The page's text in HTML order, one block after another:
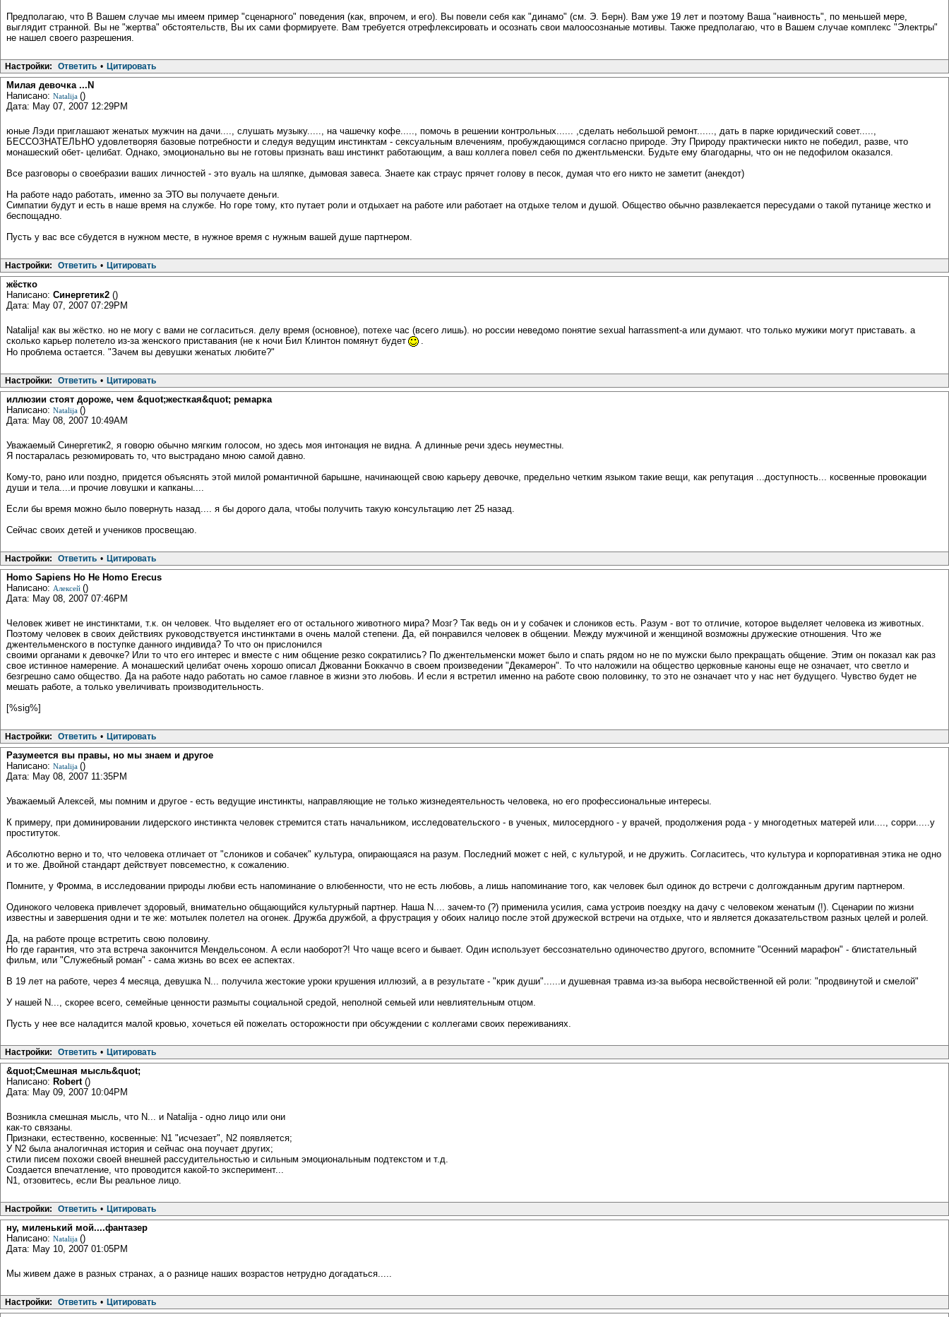
Предполагаю, что В Вашем случае мы имеем пример "сценарного" поведения (как, впрочем, и его). Вы повели себя как "динамо" (см. Э. Берн). Вам уже 19 лет и поэтому Ваша "наивность", по меньшей мере,
выглядит странной. Вы не "жертва" обстоятельств, Вы их сами формируете. Вам требуется отрефлексировать и осознать свои малоосознаные мотивы. Также предполагаю, что в Вашем случае комплекс "Электры"
не нашел своего разрешения.
Настройки: Ответить • Цитировать
Милая девочка ...N
Написано: Natalija ()
Дата: May 07, 2007 12:29PM
юные Лэди приглашают женатых мужчин на дачи...., слушать музыку....., на чашечку кофе....., помочь в решении контрольных...... ,сделать небольшой ремонт......, дать в парке юридический совет.....,
БЕССОЗНАТЕЛЬНО удовлетворяя базовые потребности и следуя ведущим инстинктам - сексуальным влечениям, пробуждающимся согласно природе. Эту Природу практически никто не победил, разве, что
монашеский обет- целибат. Однако, эмоционально вы не готовы признать ваш инстинкт работающим, а ваш коллега повел себя по джентльменски. Будьте ему благодарны, что он не педофилом оказался.
Все разговоры о своебразии ваших личностей - это вуаль на шляпке, дымовая завеса. Знаете как страус прячет голову в песок, думая что его никто не заметит (анекдот)
На работе надо работать, именно за ЭТО вы получаете деньги.
Симпатии будут и есть в наше время на службе. Но горе тому, кто путает роли и отдыхает на работе или работает на отдыхе телом и душой. Общество обычно развлекается пересудами о такой путанице жестко и
беспощадно.
Пусть у вас все сбудется в нужном месте, в нужное время с нужным вашей душе партнером.
Настройки: Ответить • Цитировать
жёстко
Написано: Синергетик2 ()
Дата: May 07, 2007 07:29PM
Natalija! как вы жёстко. но не могу с вами не согласиться. делу время (основное), потехе час (всего лишь). но россии неведомо понятие sexual harrassment-a или думают. что только мужики могут приставать. а
сколько карьер полетело из-за женского приставания (не к ночи Бил Клинтон помянут будет
Но проблема остается. "Зачем вы девушки женатых любите?"
Настройки: Ответить • Цитировать
иллюзии стоят дороже, чем &quot;жесткая&quot; ремарка
Написано: Natalija ()
Дата: May 08, 2007 10:49AM
Уважаемый Синергетик2, я говорю обычно мягким голосом, но здесь моя интонация не видна. А длинные речи здесь неуместны.
Я постаралась резюмировать то, что выстрадано мною самой давно.
Кому-то, рано или поздно, придется объяснять этой милой романтичной барышне, начинающей свою карьеру девочке, предельно четким языком такие вещи, как репутация ...доступность... косвенные провокации
души и тела....и прочие ловушки и капканы....
Если бы время можно было повернуть назад.... я бы дорого дала, чтобы получить такую консультацию лет 25 назад.
Сейчас своих детей и учеников просвещаю.
Настройки: Ответить • Цитировать
Homo Sapiens Но Не Homo Erecus
Написано: Алексей ()
Дата: May 08, 2007 07:46PM
Человек живет не инстинктами, т.к. он человек. Что выделяет его от остального животного мира? Мозг? Так ведь он и у собачек и слоников есть. Разум - вот то отличие, которое выделяет человека из животных.
Поэтому человек в своих действиях руководствуется инстинктами в очень малой степени. Да, ей понравился человек в общении. Между мужчиной и женщиной возможны дружеские отношения. Что же
джентельменского в поступке данного индивида? То что он прислонился
своими органами к девочке? Или то что его интерес и вместе с ним общение резко сократились? По джентельменски может было и спать рядом но не по мужски было прекращать общение. Этим он показал как раз
свое истинное намерение. А монашеский целибат очень хорошо описал Джованни Боккаччо в своем произведении "Декамерон". То что наложили на общество церковные каноны еще не означает, что светло и
безгрешно само общество. Да на работе надо работать но самое главное в жизни это любовь. И если я встретил именно на работе свою половинку, то это не означает что у нас нет будущего. Чувство будет не
мешать работе, а только увеличивать производительность.
[%sig%]
Настройки: Ответить • Цитировать
Разумеется вы правы, но мы знаем и другое
Написано: Natalija ()
Дата: May 08, 2007 11:35PM
Уважаемый Алексей, мы помним и другое - есть ведущие инстинкты, направляющие не только жизнедеятельность человека, но его профессиональные интересы.
К примеру, при доминировании лидерского инстинкта человек стремится стать начальником, исследовательского - в ученых, милосердного - у врачей, продолжения рода - у многодетных матерей или...., сорри.....у
проституток.
Абсолютно верно и то, что человека отличает от "слоников и собачек" культура, опирающаяся на разум. Последний может с ней, с культурой, и не дружить. Согласитесь, что культура и корпоративная этика не одно
и то же. Двойной стандарт действует повсеместно, к сожалению.
Помните, у Фромма, в исследовании природы любви есть напоминание о влюбенности, что не есть любовь, а лишь напоминание того, как человек был одинок до встречи с долгожданным другим партнером.
Одинокого человека привлечет здоровый, внимательно общающийся культурный партнер. Наша N.... зачем-то (?) применила усилия, сама устроив поездку на дачу с человеком женатым (!). Сценарии по жизни
известны и завершения одни и те же: мотылек полетел на огонек. Дружба дружбой, а фрустрация у обоих налицо после этой дружеской встречи на отдыхе, что и является доказательством разных целей и ролей.
Да, на работе проще встретить свою половину.
Но где гарантия, что эта встреча закончится Мендельсоном. А если наоборот?! Что чаще всего и бывает. Один использует бессознательно одиночество другого, вспомните "Осенний марафон" - блистательный
фильм, или "Служебный роман" - сама жизнь во всех ее аспектах.
В 19 лет на работе, через 4 месяца, девушка N... получила жестокие уроки крушения иллюзий, а в результате - "крик души"......и душевная травма из-за выбора несвойственной ей роли: "продвинутой и смелой"
У нашей N..., скорее всего, семейные ценности размыты социальной средой, неполной семьей или невлиятельным отцом.
Пусть у нее все наладится малой кровью, хочеться ей пожелать осторожности при обсуждении с коллегами своих переживаниях.
Настройки: Ответить • Цитировать
&quot;Смешная мысль&quot;
Написано: Robert ()
Дата: May 09, 2007 10:04PM
Возникла смешная мысль, что N... и Natalija - одно лицо или они
как-то связаны.
Признаки, естественно, косвенные: N1 "исчезает", N2 появляется;
У N2 была аналогичная история и сейчас она поучает других;
стили писем похожи своей внешней рассудительностью и сильным эмоциональным подтекстом и т.д.
Создается впечатление, что проводится какой-то эксперимент...
N1, отзовитесь, если Вы реальное лицо.
Настройки: Ответить • Цитировать
ну, миленький мой....фантазер
Написано: Natalija ()
Дата: May 10, 2007 01:05PM
Мы живем даже в разных странах, а о разнице наших возрастов нетрудно догадаться.....
Настройки: Ответить • Цитировать